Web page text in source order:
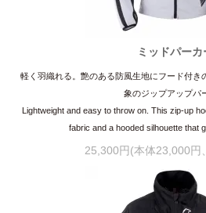
ミッドパーカ
軽く羽織れる。艶のある防風生地にフード付き
象のジップアップパ
Lightweight and easy to throw on. This zip-up
fabric and a hooded silhouette that
25,300円(本体23,000円